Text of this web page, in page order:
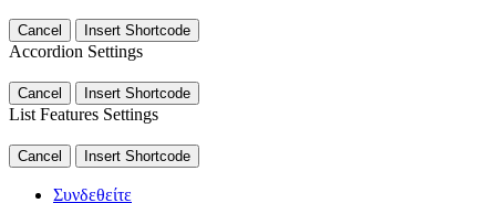
Cancel Insert Shortcode
Accordion Settings
Cancel Insert Shortcode
List Features Settings
Cancel Insert Shortcode
Συνδεθείτε